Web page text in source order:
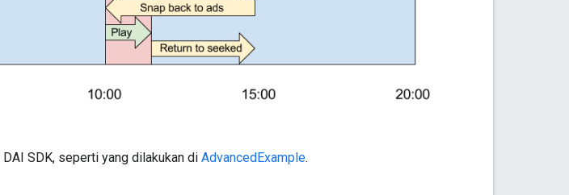
DAI SDK, seperti yang dilakukan di AdvancedExample.